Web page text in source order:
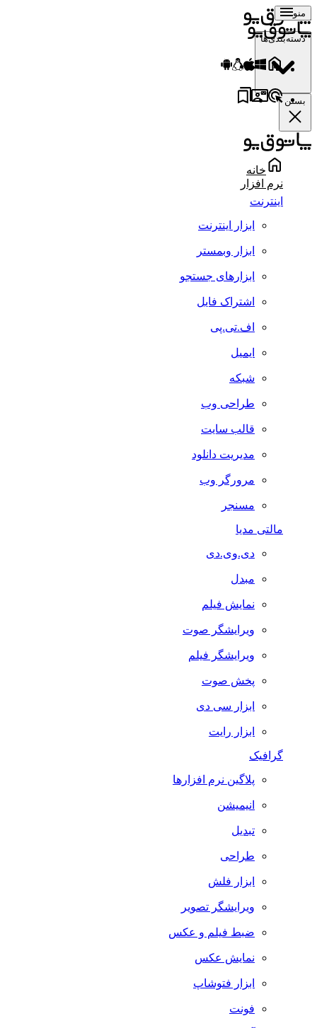
منو
دسته‌بندی‌ها
بستن
خانه
نرم افزار
اینترنت
ابزار اینترنت
ابزار وبمستر
ابزارهای جستجو
اشتراک فایل
اف.تی.پی
ایمیل
شبکه
طراحی وب
قالب سایت
مدیریت دانلود
مرورگر وب
مسنجر
مالتی مدیا
دی.وی.دی
مبدل
نمایش فیلم
ویرایشگر صوت
ویرایشگر فیلم
پخش صوت
ابزار سی دی
ابزار رایت
گرافیک
پلاگین نرم افزارها
انیمیشن
تبدیل
طراحی
ابزار فلش
ویرایشگر تصویر
ضبط فيلم و عكس
نمایش عکس
ابزار فتوشاپ
فونت